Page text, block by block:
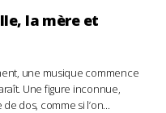
la mère et
une musique commence
Une figure inconnue,
dos, comme si l’on...